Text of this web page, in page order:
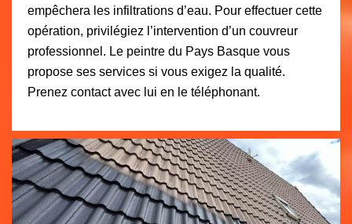
empêchera les infiltrations d’eau. Pour effectuer cette
opération, privilégiez l’intervention d’un couvreur
professionnel. Le peintre du Pays Basque vous
propose ses services si vous exigez la qualité.
Prenez contact avec lui en le téléphonant.